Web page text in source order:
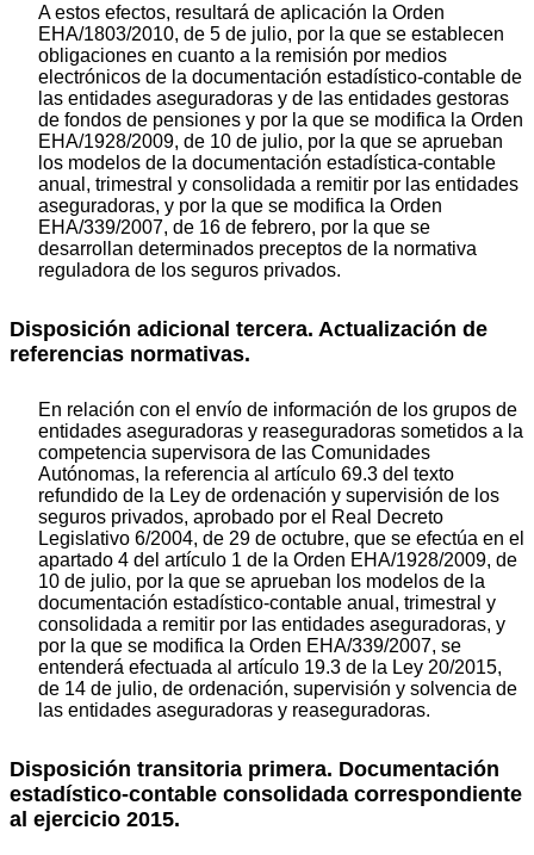
A estos efectos, resultará de aplicación la Orden
EHA/1803/2010, de 5 de julio, por la que se establecen
obligaciones en cuanto a la remisión por medios
electrónicos de la documentación estadístico-contable de
las entidades aseguradoras y de las entidades gestoras
de fondos de pensiones y por la que se modifica la Orden
EHA/1928/2009, de 10 de julio, por la que se aprueban
los modelos de la documentación estadística-contable
anual, trimestral y consolidada a remitir por las entidades
aseguradoras, y por la que se modifica la Orden
EHA/339/2007, de 16 de febrero, por la que se
desarrollan determinados preceptos de la normativa
reguladora de los seguros privados.
Disposición adicional tercera. Actualización de
referencias normativas.
En relación con el envío de información de los grupos de
entidades aseguradoras y reaseguradoras sometidos a la
competencia supervisora de las Comunidades
Autónomas, la referencia al artículo 69.3 del texto
refundido de la Ley de ordenación y supervisión de los
seguros privados, aprobado por el Real Decreto
Legislativo 6/2004, de 29 de octubre, que se efectúa en el
apartado 4 del artículo 1 de la Orden EHA/1928/2009, de
10 de julio, por la que se aprueban los modelos de la
documentación estadístico-contable anual, trimestral y
consolidada a remitir por las entidades aseguradoras, y
por la que se modifica la Orden EHA/339/2007, se
entenderá efectuada al artículo 19.3 de la Ley 20/2015,
de 14 de julio, de ordenación, supervisión y solvencia de
las entidades aseguradoras y reaseguradoras.
Disposición transitoria primera. Documentación
estadístico-contable consolidada correspondiente
al ejercicio 2015.